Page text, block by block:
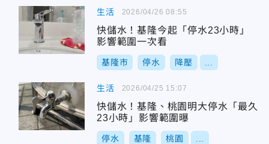
生活
快儲水！基隆今起「停水23小時」
影響範圍一次看
基隆市 停水 降壓
2026/04/26 08:55
生活
快儲水！基隆、桃園明大停水「最久
23小時」影響範圍曝
停水 基隆 桃園
2026/04/25 15:07